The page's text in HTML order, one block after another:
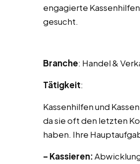
engagierte
gesucht.
Branche: Handel &
Tätigkeit:
Kassenhilfen und
da sie oft den letzten
haben. Ihre
– Kassieren: